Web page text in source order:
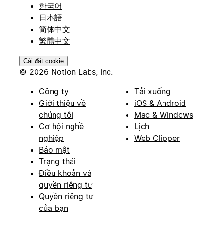
한국어
日本語
简体中文
繁體中文
Cài đặt cookie
© 2026 Notion Labs, Inc.
Công ty
Giới thiệu về
chúng tôi
Cơ hội nghề
nghiệp
Bảo mật
Trạng thái
Điều khoản và
quyền riêng tư
Quyền riêng tư
của bạn
Tải xuống
iOS & Android
Mac & Windows
Lịch
Web Clipper